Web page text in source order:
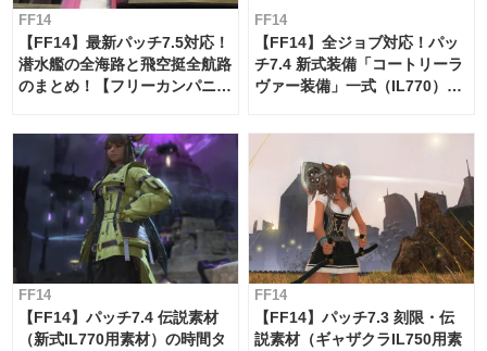
FF14
【FF14】最新パッチ7.5対応！
潜水艦の全海路と飛空挺全航路
のまとめ！【フリーカンパニ
FF14
【FF14】全ジョブ対応！パッ
チ7.4 新式装備「コートリーラ
ヴァー装備」一式（IL770）の
FF14
【FF14】パッチ7.4 伝説素材
（新式IL770用素材）の時間タ
FF14
【FF14】パッチ7.3 刻限・伝
説素材（ギャザクラIL750用素